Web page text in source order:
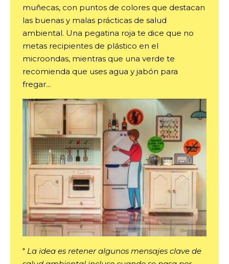
muñecas, con puntos de colores que destacan
las buenas y malas prácticas de salud
ambiental. Una pegatina roja te dice que no
metas recipientes de plástico en el
microondas, mientras que una verde te
recomienda que uses agua y jabón para
fregar...
" La idea es retener algunos mensajes clave de